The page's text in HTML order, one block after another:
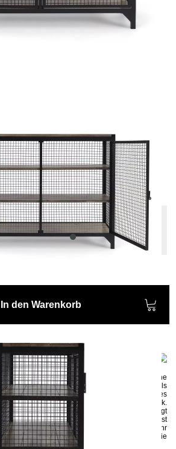
MIT
(DE)
CLATRI
3-4 Wochen| vsl. 29. Aug - 5. Sep
Farben:
Anthrazit
In den Warenkorb
CLATRIist ein wahres Stauraumwunder und eine
und Vitrine. Egal ob in der Küche als
Büro als abschließbares Sideboard dieses
in Ihrem Haus einen prägenden Eindruck.
aus Metall und Kiefern- oder Eichenholz gefertigt
Das eingesetzte Wellengitter ist
dass das Möbelstück trotz seinem Gewicht sehr
CLATRI kann auch als Regal dienen, da die
können.